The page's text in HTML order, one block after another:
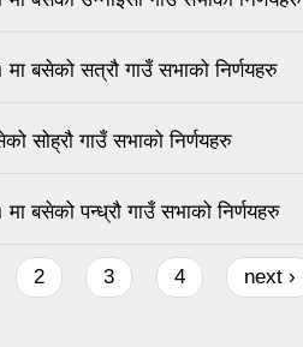
बसेको सत्रौ गाउँ सभाको निर्णयहरु
सोह्रौ गाउँ सभाको निर्णयहरु
बसेको पन्ध्रौ गाउँ सभाको निर्णयहरु
2 3 4 next ›